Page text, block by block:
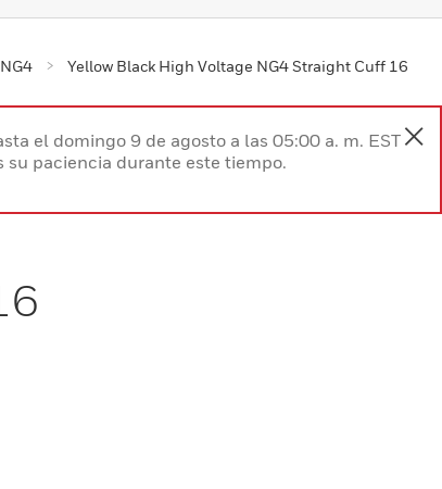
Yellow Black High Voltage NG4 Straight Cuff 16
el domingo 9 de agosto a las 05:00 a. m. EST
su paciencia durante este tiempo.